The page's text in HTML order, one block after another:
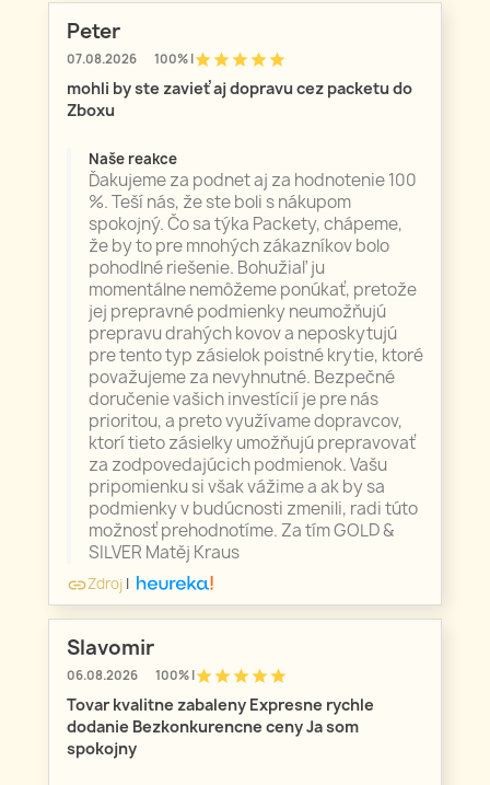
Peter
07.08.2026 100% |starstarstarstarstar
mohli by ste zavieť aj dopravu cez packetu do
Zboxu
Naše reakce
Ďakujeme za podnet aj za hodnotenie 100
%. Teší nás, že ste boli s nákupom
spokojný. Čo sa týka Packety, chápeme,
že by to pre mnohých zákazníkov bolo
pohodlné riešenie. Bohužiaľ ju
momentálne nemôžeme ponúkať, pretože
jej prepravné podmienky neumožňujú
prepravu drahých kovov a neposkytujú
pre tento typ zásielok poistné krytie, ktoré
považujeme za nevyhnutné. Bezpečné
doručenie vašich investícií je pre nás
prioritou, a preto využívame dopravcov,
ktorí tieto zásielky umožňujú prepravovať
za zodpovedajúcich podmienok. Vašu
pripomienku si však vážime a ak by sa
podmienky v budúcnosti zmenili, radi túto
možnosť prehodnotíme. Za tím GOLD &
SILVER Matěj Kraus
linkZdroj |
Slavomir
06.08.2026 100% |starstarstarstarstar
Tovar kvalitne zabaleny Expresne rychle
dodanie Bezkonkurencne ceny Ja som
spokojny